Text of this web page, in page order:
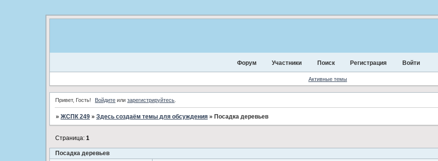
Форум Участники Поиск Регистрация Войти
Активные темы
Привет, Гость! Войдите илизарегистрируйтесь
» ЖСПК 249 » Здесь создаём темы для обсуждения » Посадка деревьев
Посадка деревьев
Страница: 1